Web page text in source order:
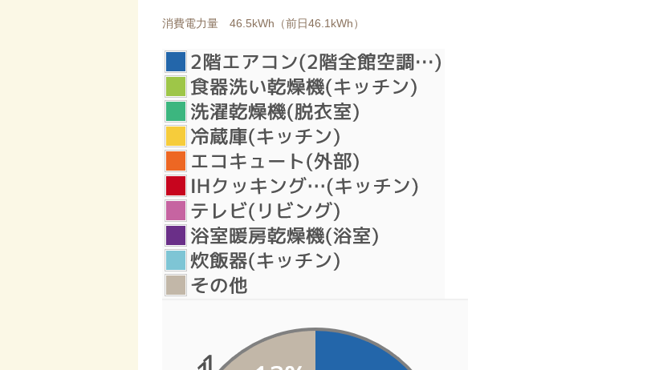
消費電力量 46.5kWh（前日46.1kWh）